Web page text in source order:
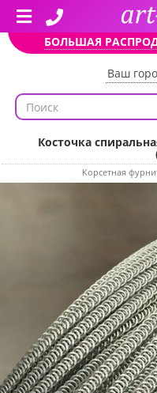
БОЛЬШАЯ
Ваш
Косточка
Корсетная